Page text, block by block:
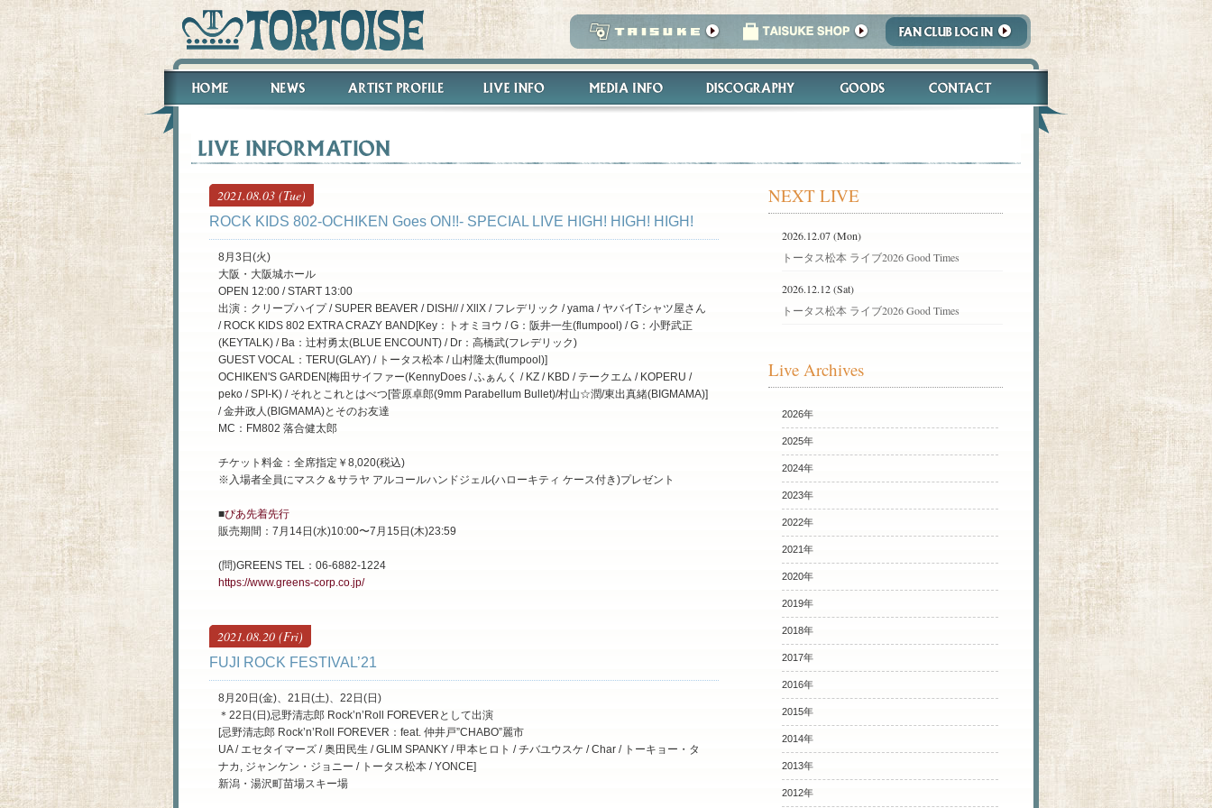
2021.08.03 (Tue)
​ROCK KIDS 802-OCHIKEN Goes ON!!- SPECIAL LIVE HIGH! HIGH! HIGH!
8月3日(火)
大阪・大阪城ホール
OPEN 12:00 / START 13:00
出演：クリープハイプ / SUPER BEAVER / DISH// / XllX / フレデリック / yama / ヤバイTシャツ屋さん
/ ROCK KIDS 802 EXTRA CRAZY BAND[Key：トオミヨウ / G：阪井一生(flumpool) / G：小野武正
(KEYTALK) / Ba：辻村勇太(BLUE ENCOUNT) / Dr：高橋武(フレデリック)
GUEST VOCAL：TERU(GLAY) / トータス松本 / 山村隆太(flumpool)]
OCHIKEN'S GARDEN[梅田サイファー(KennyDoes / ふぁんく / KZ / KBD / テークエム / KOPERU /
peko / SPI-K) / それとこれとはべつ[菅原卓郎(9mm Parabellum Bullet)/村山☆潤/東出真緒(BIGMAMA)]
/ 金井政人(BIGMAMA)とそのお友達
MC：FM802 落合健太郎
チケット料金：全席指定￥8,020(税込)
※入場者全員にマスク＆サラヤ アルコールハンドジェル(ハローキティ ケース付き)プレゼント
■ぴあ先着先行
販売期間：7月14日(水)10:00〜7月15日(木)23:59
(問)GREENS TEL：06-6882-1224
https://www.greens-corp.co.jp/
2021.08.20 (Fri)
FUJI ROCK FESTIVAL’21
8月20日(金)、21日(土)、22日(日)
＊22日(日)忌野清志郎 Rock’n’Roll FOREVERとして出演
[忌野清志郎 Rock’n’Roll FOREVER：feat. 仲井戸”CHABO”麗市
UA / エセタイマーズ / 奥田民生 / GLIM SPANKY / 甲本ヒロト / チバユウスケ / Char / トーキョー・タ
ナカ, ジャンケン・ジョニー / トータス松本 / YONCE]
新潟・湯沢町苗場スキー場
NEXT LIVE
2026.12.07 (Mon)
トータス松本 ライブ2026 Good Times
2026.12.12 (Sat)
トータス松本 ライブ2026 Good Times
Live Archives
2026年
2025年
2024年
2023年
2022年
2021年
2020年
2019年
2018年
2017年
2016年
2015年
2014年
2013年
2012年